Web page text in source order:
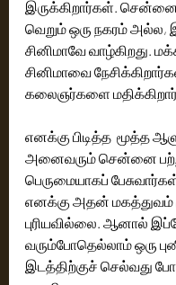
இருக்கிறார்கள்.
வெறும் ஒரு நகரம் அல்ல,
சினிமாவே வாழ்கிறது.
சினிமாவை
கலைஞர்களை
எனக்கு பிடித்த  மூத்த
அனைவரும் சென்னை
பெருமையாகப்
எனக்கு அதன் மகத்துவம்
புரியவில்லை. ஆனால்
வரும்போதெல்லாம் ஒரு
இடத்திற்குச் செல்வது